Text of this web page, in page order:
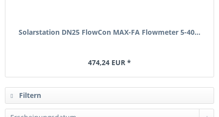
Solarstation DN25 FlowCon MAX-FA Flowmeter 5-40...
474,24 EUR *
Filtern